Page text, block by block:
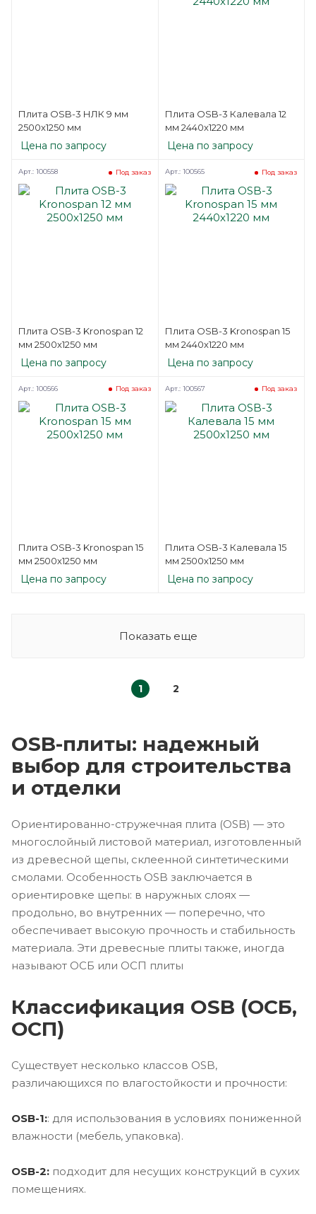
Плита OSB-3 НЛК 9 мм
2500х1250 мм
Цена по запросу
Плита OSB-3 Калевала 12
мм 2440х1220 мм
Цена по запросу
Плита OSB-3 Kronospan 12
мм 2500х1250 мм
Под заказ
Арт.: 100558
Цена по запросу
Плита OSB-3 Kronospan 15
мм 2440х1220 мм
Под заказ
Арт.: 100565
Цена по запросу
Плита OSB-3 Kronospan 15
мм 2500х1250 мм
Под заказ
Арт.: 100566
Цена по запросу
Плита OSB-3 Калевала 15
мм 2500х1250 мм
Под заказ
Арт.: 100567
Цена по запросу
Показать еще
1 2
OSB-плиты: надежный
выбор для строительства
и отделки
Ориентированно-стружечная плита (OSB) — это
многослойный листовой материал, изготовленный
из древесной щепы, склеенной синтетическими
смолами. Особенность OSB заключается в
ориентировке щепы: в наружных слоях —
продольно, во внутренних — поперечно, что
обеспечивает высокую прочность и стабильность
материала. Эти древесные плиты также, иногда
называют ОСБ или ОСП плиты
Классификация OSB (ОСБ,
ОСП)
Существует несколько классов OSB,
различающихся по влагостойкости и прочности:
OSB-1:: для использования в условиях пониженной
влажности (мебель, упаковка).
OSB-2: подходит для несущих конструкций в сухих
помещениях.